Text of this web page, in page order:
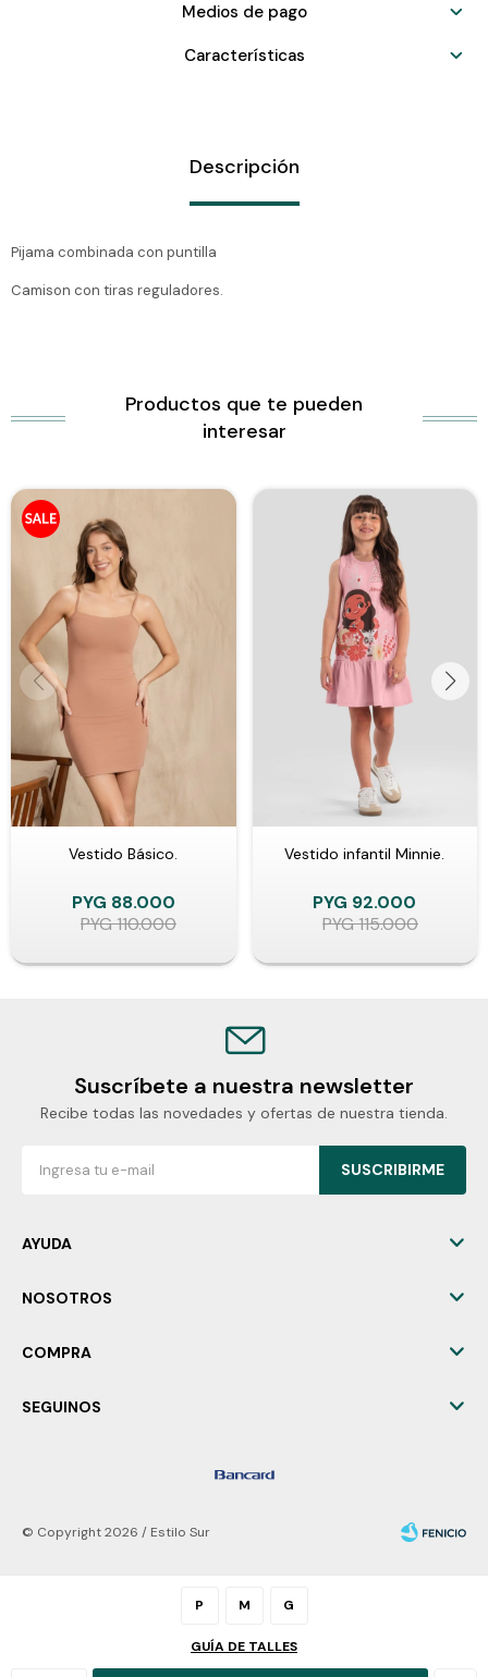
P M G
GUÍA DE TALLES
Medios de pago
Características
Descripción
Pijama combinada con puntilla
Camison con tiras reguladores.
Productos que te pueden
interesar
Vestido Básico.
PYG 88.000
PYG110.000
Vestido infantil Minnie.
PYG 92.000
PYG115.000
Suscríbete a nuestra newsletter
Recibe todas las novedades y ofertas de nuestra tienda.
SUSCRIBIRME
AYUDA
NOSOTROS
COMPRA
SEGUINOS
© Copyright 2026 / Estilo Sur